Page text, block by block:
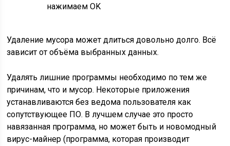
нажимаем OK
Удаление мусора может длиться довольно долго. Всё
зависит от объёма выбранных данных.
Удалять лишние программы необходимо по тем же
причинам, что и мусор. Некоторые приложения
устанавливаются без ведома пользователя как
сопутствующее ПО. В лучшем случае это просто
навязанная программа, но может быть и новомодный
вирус-майнер (программа, которая производит